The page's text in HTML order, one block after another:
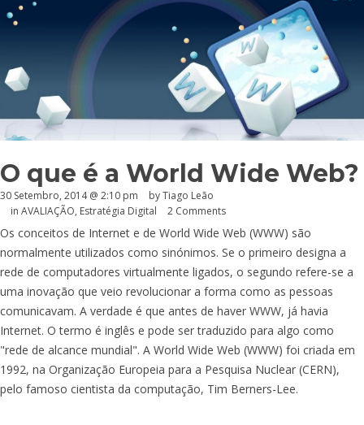
O que é a World Wide Web?
30 Setembro, 2014 @ 2:10 pm
by Tiago Leão
in AVALIAÇÃO, Estratégia Digital 2 Comments
Os conceitos de Internet e de World Wide Web (WWW) são
normalmente utilizados como sinónimos. Se o primeiro designa a
rede de computadores virtualmente ligados, o segundo refere-se a
uma inovação que veio revolucionar a forma como as pessoas
comunicavam. A verdade é que antes de haver WWW, já havia
Internet. O termo é inglês e pode ser traduzido para algo como
"rede de alcance mundial". A World Wide Web (WWW) foi criada em
1992, na Organização Europeia para a Pesquisa Nuclear (CERN),
pelo famoso cientista da computação, Tim Berners-Lee.